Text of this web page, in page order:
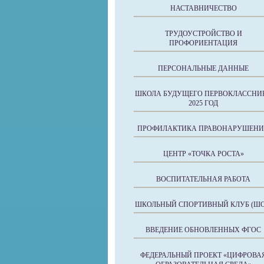
НАСТАВНИЧЕСТВО
ТРУДОУСТРОЙСТВО И
ПРОФОРИЕНТАЦИЯ
ПЕРСОНАЛЬНЫЕ ДАННЫЕ
ШКОЛА БУДУЩЕГО
2025 ГОД
ПРОФИЛАКТИКА
ЦЕНТР «ТОЧКА РОСТА»
ВОСПИТАТЕЛЬНАЯ РАБОТА
ШКОЛЬНЫЙ СПОРТИВНЫЙ КЛУБ
ВВЕДЕНИЕ ОБНОВЛЕННЫХ ФГОС
ФЕДЕРАЛЬНЫЙ ПРОЕКТ